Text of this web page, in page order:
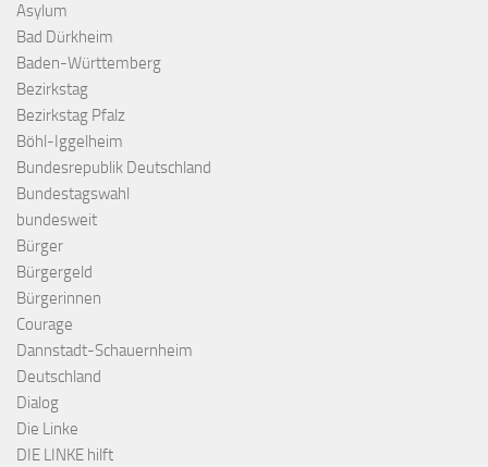
Asylum
Bad Dürkheim
Baden-Württemberg
Bezirkstag
Bezirkstag Pfalz
Böhl-Iggelheim
Bundesrepublik Deutschland
Bundestagswahl
bundesweit
Bürger
Bürgergeld
Bürgerinnen
Courage
Dannstadt-Schauernheim
Deutschland
Dialog
Die Linke
DIE LINKE hilft